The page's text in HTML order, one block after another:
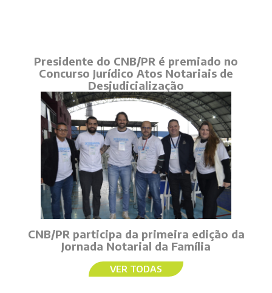
Presidente do CNB/PR é premiado no
Concurso Jurídico Atos Notariais de
Desjudicialização
CNB/PR participa da primeira edição da
Jornada Notarial da Família
VER TODAS